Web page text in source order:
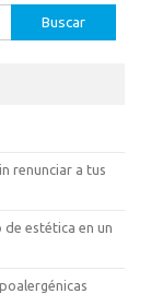
renunciar a tus
estética en un